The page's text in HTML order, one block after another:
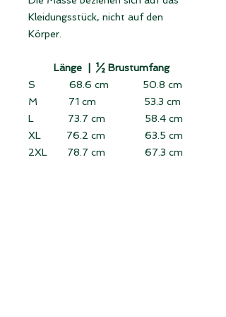
Kleidungsstück, nicht auf den
Körper.
Länge | ½ Brustumfang
S 68.6 cm 50.8 cm
M 71 cm 53.3 cm
L 73.7 cm 58.4 cm
XL 76.2 cm 63.5 cm
2XL 78.7 cm 67.3 cm